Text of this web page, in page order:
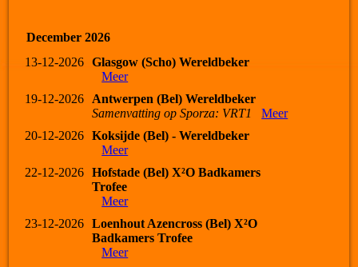
December 2026
13-12-2026
Glasgow (Scho) Wereldbeker
Meer
19-12-2026
Antwerpen (Bel) Wereldbeker
Samenvatting op Sporza: VRT1
Meer
20-12-2026
Koksijde (Bel) - Wereldbeker
Meer
22-12-2026
Hofstade (Bel) X²O Badkamers
Trofee
Meer
23-12-2026
Loenhout Azencross (Bel) X²O
Badkamers Trofee
Meer